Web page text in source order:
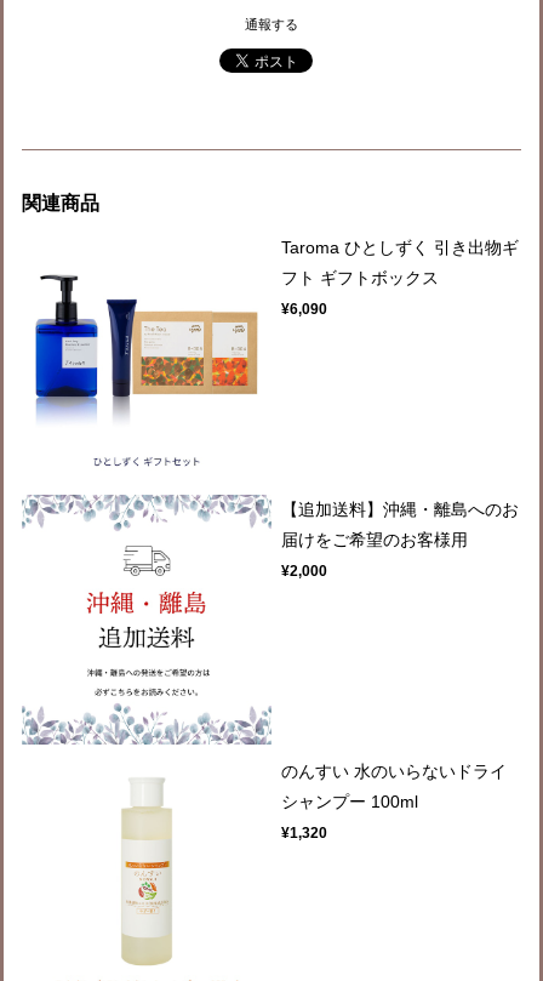
通報する
関連商品
Taroma ひとしずく 引き出物ギ
フト ギフトボックス
¥6,090
【追加送料】沖縄・離島へのお
届けをご希望のお客様用
¥2,000
のんすい 水のいらないドライ
シャンプー 100ml
¥1,320